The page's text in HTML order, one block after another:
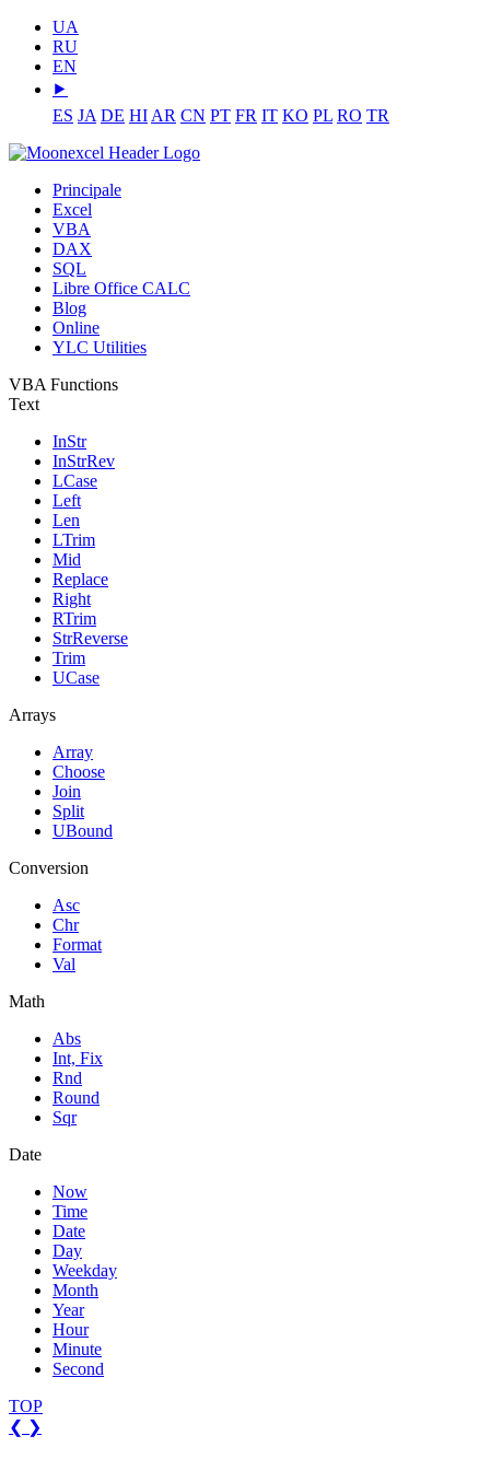
UA
RU
EN
⯈
ES JA DE HI AR CN PT FR IT KO PL RO TR
Principale
Excel
VBA
DAX
SQL
Libre Office CALC
Blog
Online
YLC Utilities
VBA Functions
Text
InStr
InStrRev
LCase
Left
Len
LTrim
Mid
Replace
Right
RTrim
StrReverse
Trim
UCase
Arrays
Array
Choose
Join
Split
UBound
Conversion
Asc
Chr
Format
Val
Math
Abs
Int, Fix
Rnd
Round
Sqr
Date
Now
Time
Date
Day
Weekday
Month
Year
Hour
Minute
Second
TOP
❮ ❯